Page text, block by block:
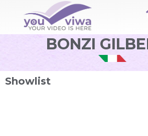
BONZI
Showlist